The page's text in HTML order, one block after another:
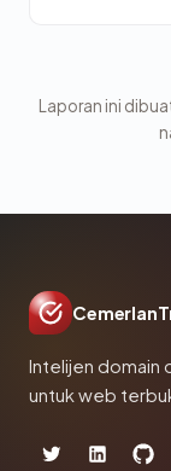
Laporan ini
Intelijen domain
untuk web